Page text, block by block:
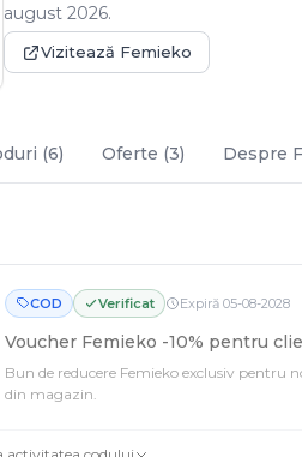
august 2026.
Vizitează Femieko
(6) Oferte (3) Despre
COD Verificat Expiră 05-08-2028
Voucher Femieko -10% pentru
Bun de reducere Femieko exclusiv pentru
din magazin.